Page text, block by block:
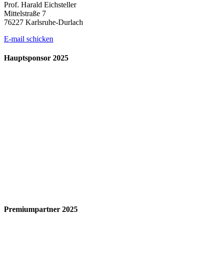
Prof. Harald Eichsteller
Mittelstraße 7
76227 Karlsruhe-Durlach
E-mail schicken
Hauptsponsor 2025
Premiumpartner 2025